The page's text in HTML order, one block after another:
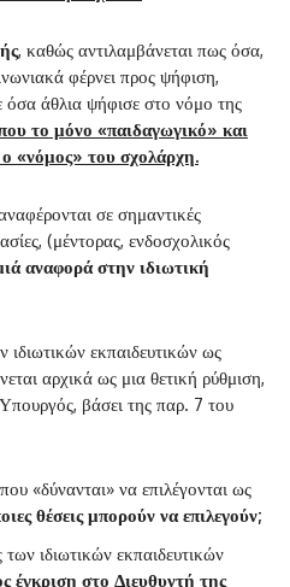
, καθώς αντιλαμβάνεται πως όσα,
φέρνει προς ψήφιση,
όσα άθλια ψήφισε στο νόμο της
το μόνο «παιδαγωγικό» και
ο «νόμος» του σχολάρχη.
σε σημαντικές
(μέντορας, ενδοσχολικός
αναφορά στην ιδιωτική
ιδιωτικών εκπαιδευτικών ως
αρχικά ως μια θετική ρύθμιση,
βάσει της παρ. 7 του
«δύνανται» να επιλέγονται ως
θέσεις μπορούν να επιλεγούν;
ιδιωτικών εκπαιδευτικών
έγκριση στο Διευθυντή της